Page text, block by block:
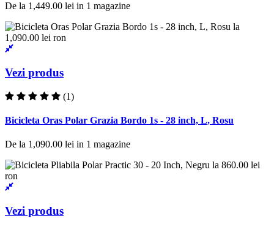
De la 1,449.00 lei in 1 magazine
Vezi produs
(1)
Bicicleta Oras Polar Grazia Bordo 1s - 28 inch, L, Rosu
De la 1,090.00 lei in 1 magazine
Vezi produs